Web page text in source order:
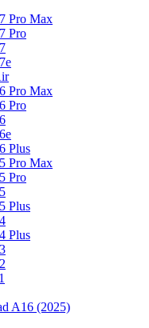
Pro Max
Pro
Pro Max
Pro
Plus
Pro Max
Pro
Plus
Plus
A16 (2025)